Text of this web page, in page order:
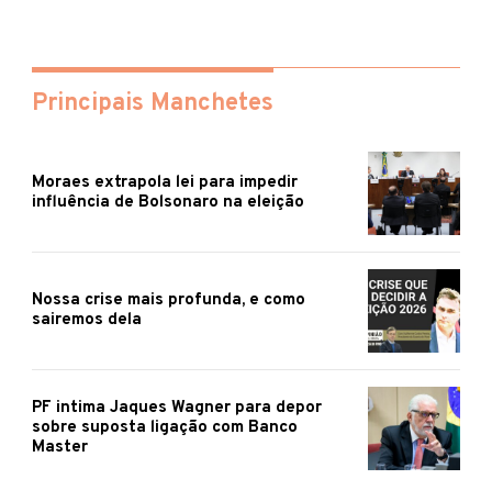
Principais Manchetes
Moraes extrapola lei para impedir
influência de Bolsonaro na eleição
Nossa crise mais profunda, e como
sairemos dela
PF intima Jaques Wagner para depor
sobre suposta ligação com Banco
Master